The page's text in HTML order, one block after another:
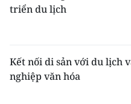
piêu nổi tiếng
nhiều màu sắc rực
quần cắt để thắt
thêm một túi ở
dây vải. Màu quần
màu gạch non, hoa
lễ mặc áo đen dài,
triển du lịch
Kết nối di sản với du lịch
nghiệp văn hóa